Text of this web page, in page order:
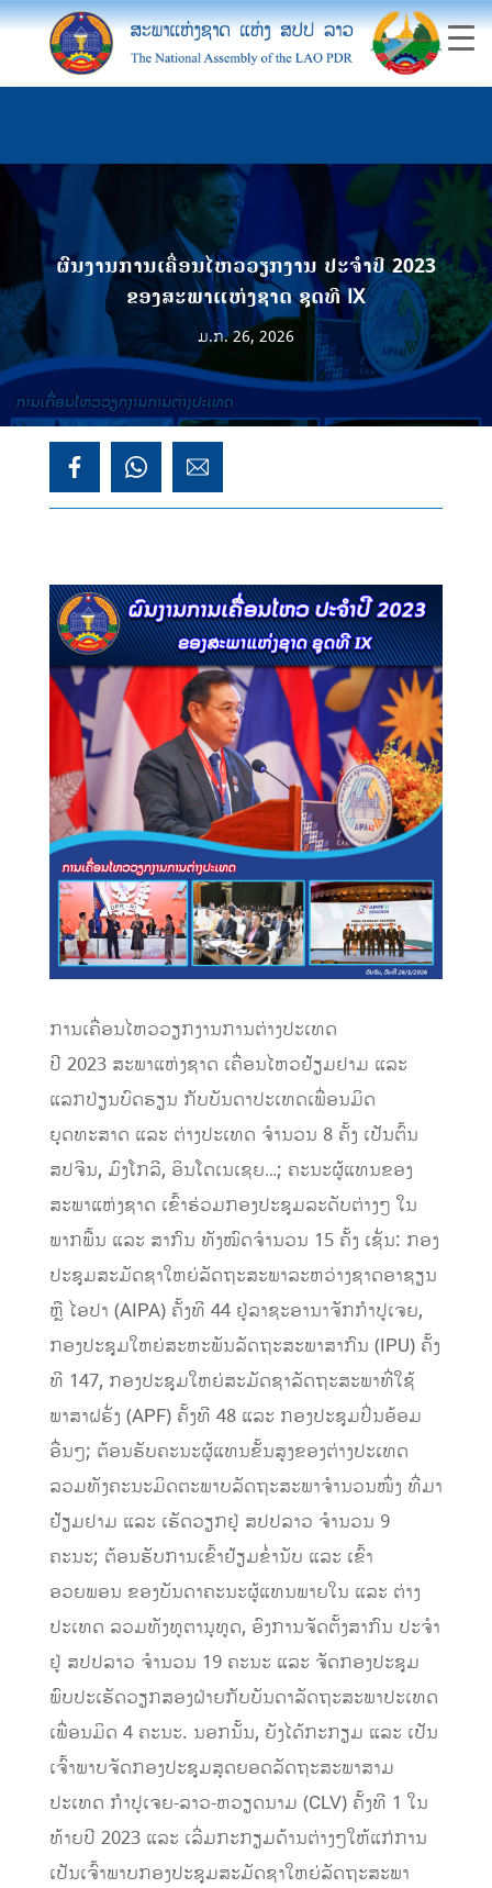
ຜົນງານການເຄື່ອນໄຫວວຽກງານ ປະຈໍາປີ 2023
ຂອງສະພາແຫ່ງຊາດ ຊຸດທີ IX
ມ.ກ. 26, 2026
ການເຄື່ອນໄຫວວຽກງານການຕ່າງປະເທດ
ປີ 2023 ສະພາແຫ່ງຊາດ ເຄື່ອນໄຫວຢ້ຽມຢາມ ແລະ
ແລກປ່ຽນບົດຮຽນ ກັບບັນດາປະເທດເພື່ອນມິດ
ຍຸດທະສາດ ແລະ ຕ່າງປະເທດ ຈຳນວນ 8 ຄັ້ງ ເປັນຕົ້ນ
ສປຈີນ, ມົງໂກລີ, ອິນໂດເນເຊຍ…; ຄະນະຜູ້ແທນຂອງ
ສະພາແຫ່ງຊາດ ເຂົ້າຮ່ວມກອງປະຊຸມລະດັບຕ່າງໆ ໃນ
ພາກພື້ນ ແລະ ສາກົນ ທັງໝົດຈໍານວນ 15 ຄັ້ງ ເຊັ່ນ: ກອງ
ປະຊຸມສະມັດຊາໃຫຍ່ລັດຖະສະພາລະຫວ່າງຊາດອາຊຽນ
ຫຼື ໄອປາ (AIPA) ຄັ້ງທີ 44 ຢູ່ລາຊະອານາຈັກກໍາປູເຈຍ,
ກອງປະຊຸມໃຫຍ່ສະຫະພັນລັດຖະສະພາສາກົນ (IPU) ຄັ້ງ
ທີ 147, ກອງປະຊຸມໃຫຍ່ສະມັດຊາລັດຖະສະພາທີ່ໃຊ້
ພາສາຝຣັ່ງ (APF) ຄັ້ງທີ 48 ແລະ ກອງປະຊຸມປິ່ນອ້ອມ
ອື່ນໆ; ຕ້ອນຮັບຄະນະຜູ້ແທນຂັ້ນສູງຂອງຕ່າງປະເທດ
ລວມທັງຄະນະມິດຕະພາບລັດຖະສະພາຈໍານວນໜຶ່ງ ທີ່ມາ
ຢ້ຽມຢາມ ແລະ ເຮັດວຽກຢູ່ ສປປລາວ ຈຳນວນ 9
ຄະນະ; ຕ້ອນຮັບການເຂົ້າຢ້ຽມຂໍ່ານັບ ແລະ ເຂົ້າ
ອວຍພອນ ຂອງບັນດາຄະນະຜູ້ແທນພາຍໃນ ແລະ ຕ່າງ
ປະເທດ ລວມທັງທູຕານຸທູດ, ອົງການຈັດຕັ້ງສາກົນ ປະຈໍາ
ຢູ່ ສປປລາວ ຈໍານວນ 19 ຄະນະ ແລະ ຈັດກອງປະຊຸມ
ພົບປະເຮັດວຽກສອງຝ່າຍກັບບັນດາລັດຖະສະພາປະເທດ
ເພື່ອນມິດ 4 ຄະນະ. ນອກນັ້ນ, ຍັງໄດ້ກະກຽມ ແລະ ເປັນ
ເຈົ້າພາບຈັດກອງປະຊຸມສຸດຍອດລັດຖະສະພາສາມ
ປະເທດ ກຳປູເຈຍ-ລາວ-ຫວຽດນາມ (CLV) ຄັ້ງທີ 1 ໃນ
ທ້າຍປີ 2023 ແລະ ເລີ່ມກະກຽມດ້ານຕ່າງໆໃຫ້ແກ່ການ
ເປັນເຈົ້າພາບກອງປະຊຸມສະມັດຊາໃຫຍ່ລັດຖະສະພາ